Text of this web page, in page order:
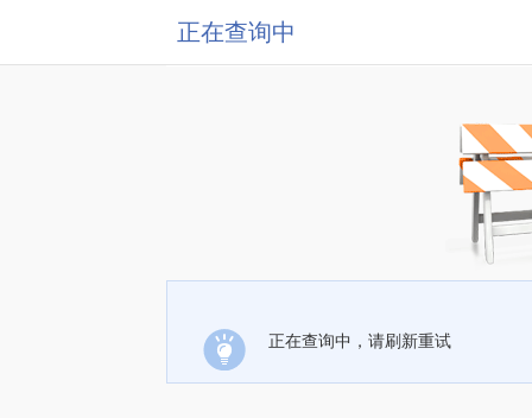
正在查询中
正在查询中，请刷新重试